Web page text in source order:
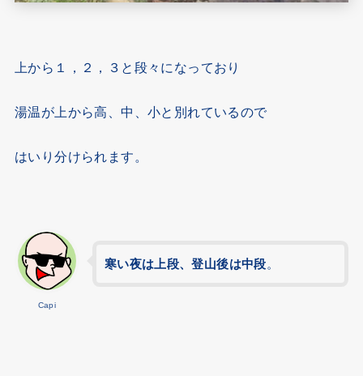
上から１，２，３と段々になっており
湯温が上から高、中、小と別れているので
はいり分けられます。
Capi
寒い夜は上段、登山後は中段。